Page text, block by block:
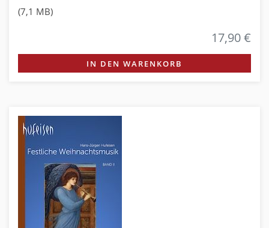
(7,1 MB)
17,90 €
IN DEN WARENKORB